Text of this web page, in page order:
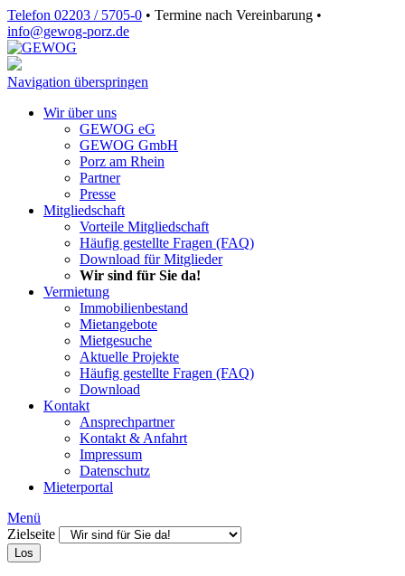
Telefon 02203 / 5705-0 • Termine nach Vereinbarung •
info@gewog‑porz.de
Navigation überspringen
Wir über uns
GEWOG eG
GEWOG GmbH
Porz am Rhein
Partner
Presse
Mitgliedschaft
Vorteile Mitgliedschaft
Häufig gestellte Fragen (FAQ)
Download für Mitglieder
Wir sind für Sie da!
Vermietung
Immobilienbestand
Mietangebote
Mietgesuche
Aktuelle Projekte
Häufig gestellte Fragen (FAQ)
Download
Kontakt
Ansprechpartner
Kontakt & Anfahrt
Impressum
Datenschutz
Mieterportal
Menü
Zielseite
Los